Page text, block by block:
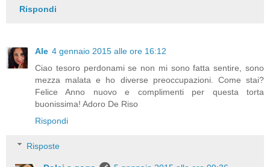
Rispondi
Ale 4 gennaio 2015 alle ore 16:12
Ciao tesoro perdonami se non mi sono fatta sentire, sono
mezza malata e ho diverse preoccupazioni. Come stai?
Felice Anno nuovo e complimenti per questa torta
buonissima! Adoro De Riso
Rispondi
Risposte